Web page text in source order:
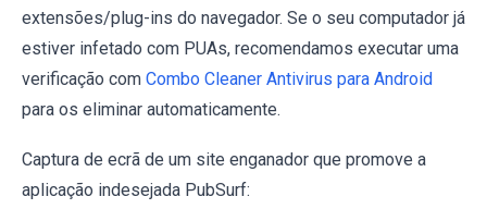
extensões/plug-ins do navegador. Se o seu computador já
estiver infetado com PUAs, recomendamos executar uma
verificação com Combo Cleaner Antivirus para Android
para os eliminar automaticamente.
Captura de ecrã de um site enganador que promove a
aplicação indesejada PubSurf: